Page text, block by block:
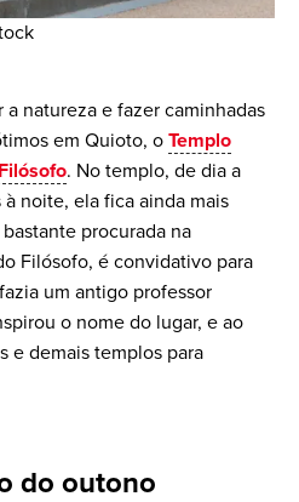
natureza e fazer caminhadas
em Quioto, o Templo
. No templo, de dia a
noite, ela fica ainda mais
procurada na
Filósofo, é convidativo para
um antigo professor
o nome do lugar, e ao
e demais templos para
do outono